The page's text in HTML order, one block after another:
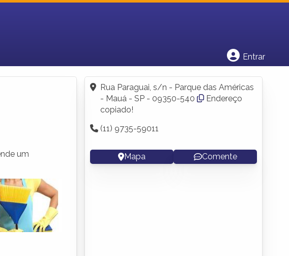
Entrar
um
Rua Paraguai, s/n - Parque das Américas
- Mauá - SP - 09350-540
Endereço
copiado!
(11) 9735-59011
Mapa Comente